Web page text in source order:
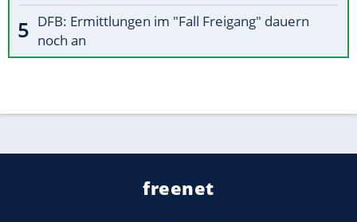
DFB: Ermittlungen im "Fall Freigang" dauern
noch an
freenet